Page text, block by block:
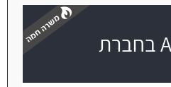
Administrator בחברת